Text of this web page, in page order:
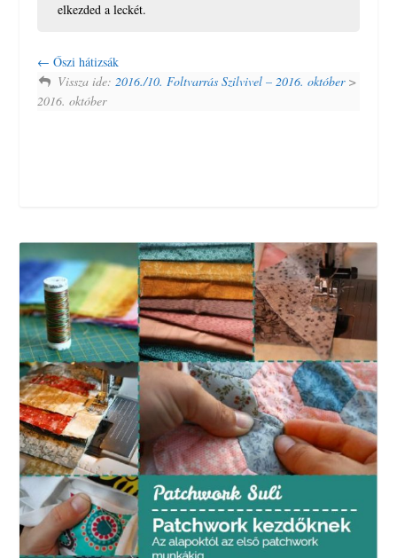
elkezded a leckét.
Őszi hátizsák
Vissza ide:2016./10. Foltvarrás Szilvivel – 2016. október>
2016. október